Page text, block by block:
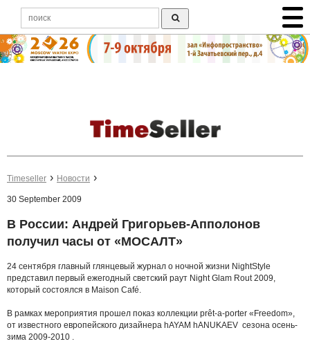
Timeseller Новости
30 September 2009
В России: Андрей Григорьев-Апполонов
получил часы от «МОСАЛТ»
24 сентября главный глянцевый журнал о ночной жизни NightStyle
представил первый ежегодный светский раут Night Glam Rout 2009,
который состоялся в Maison Café.
В рамках мероприятия прошел показ коллекции prêt-a-porter «Freedom»,
от известного европейского дизайнера hAYAM hANUKAEV сезона осень-
зима 2009-2010 .